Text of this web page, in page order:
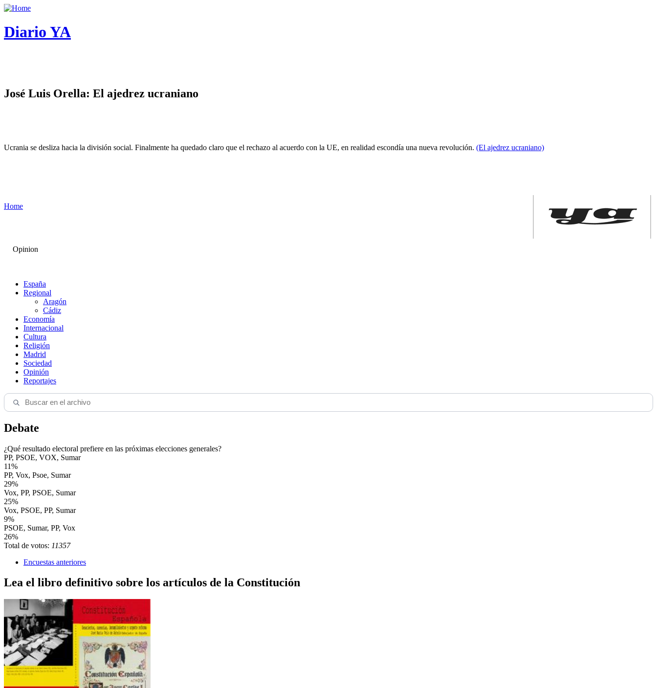
Diario YA
José Luis Orella: El ajedrez ucraniano
Ucrania se desliza hacia la división social. Finalmente ha quedado claro que el rechazo al acuerdo con la UE, en realidad escondía una nueva revolución. (El ajedrez ucraniano)
Home
Opinion
España
Regional
Aragón
Cádiz
Economía
Internacional
Cultura
Religión
Madrid
Sociedad
Opinión
Reportajes
Debate
¿Qué resultado electoral prefiere en las próximas elecciones generales?
PP, PSOE, VOX, Sumar
11%
PP, Vox, Psoe, Sumar
29%
Vox, PP, PSOE, Sumar
25%
Vox, PSOE, PP, Sumar
9%
PSOE, Sumar, PP, Vox
26%
Total de votos: 11357
Encuestas anteriores
Lea el libro definitivo sobre los artículos de la Constitución